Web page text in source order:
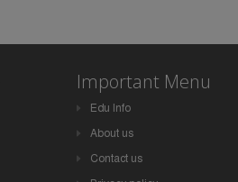
Important Menu
Edu Info
About us
Contact us